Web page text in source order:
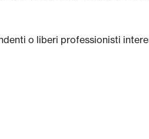
o liberi professionisti